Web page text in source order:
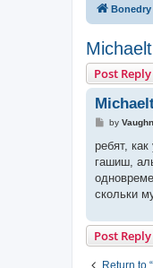
Bonedry
Post Reply
P
s
by
ребят,
гашиш,
скольки
Post Reply
Return to